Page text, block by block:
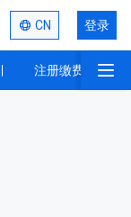
CN 登录
注册缴费 投